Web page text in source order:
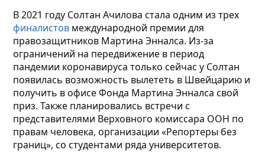
В 2021 году Солтан Ачилова стала одним из трех
финалистов международной премии для
правозащитников Мартина Энналса. Из-за
ограничений на передвижение в период
пандемии коронавируса только сейчас у Солтан
появилась возможность вылететь в Швейцарию и
получить в офисе Фонда Мартина Энналса свой
приз. Также планировались встречи с
представителями Верховного комиссара ООН по
правам человека, организации «Репортеры без
границ», со студентами ряда университетов.